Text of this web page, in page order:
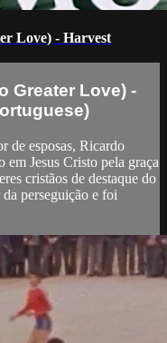
Love) - Harvest
Greater Love) -
de esposas, Ricardo
em Jesus Cristo pela graça
cristãos de destaque do
perseguição e foi